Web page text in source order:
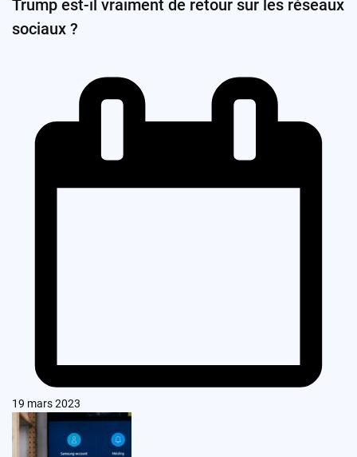
Trump est-il vraiment de retour sur les réseaux
sociaux ?
19 mars 2023